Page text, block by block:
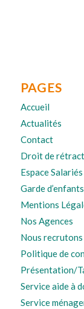
PAGES
Accueil
Actualités
Contact
Droit de
Espace Salariés
Garde
Mentions
Nos Agences
Nous recrutons
Politique de
Présentation/
Service aide à
Service